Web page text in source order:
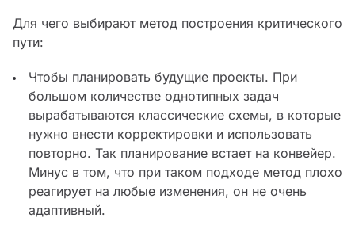
Для чего выбирают метод построения критического
пути:
Чтобы планировать будущие проекты. При
большом количестве однотипных задач
вырабатываются классические схемы, в которые
нужно внести корректировки и использовать
повторно. Так планирование встает на конвейер.
Минус в том, что при таком подходе метод плохо
реагирует на любые изменения, он не очень
адаптивный.